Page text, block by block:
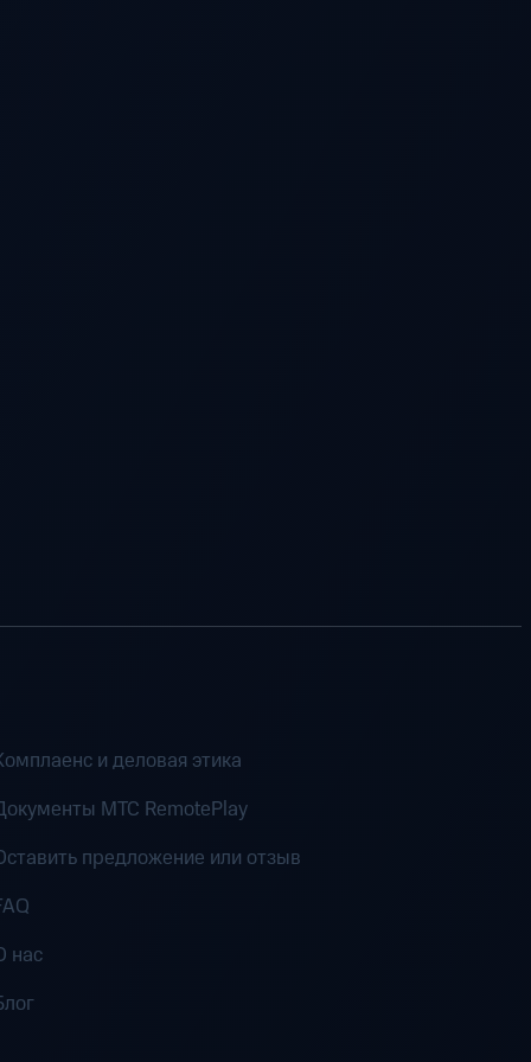
и деловая этика
MTC RemotePlay
предложение или отзыв
нас